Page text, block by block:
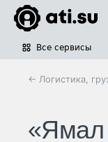
Все сервисы
← Логистика,
«Ямал